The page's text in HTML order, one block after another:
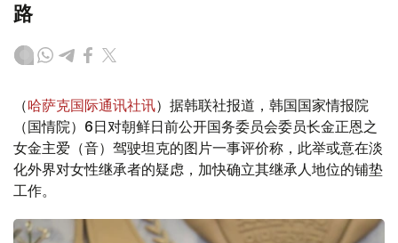
路
（哈萨克国际通讯社讯）据韩联社报道，韩国国家情报院
（国情院）6日对朝鲜日前公开国务委员会委员长金正恩之
女金主爱（音）驾驶坦克的图片一事评价称，此举或意在淡
化外界对女性继承者的疑虑，加快确立其继承人地位的铺垫
工作。